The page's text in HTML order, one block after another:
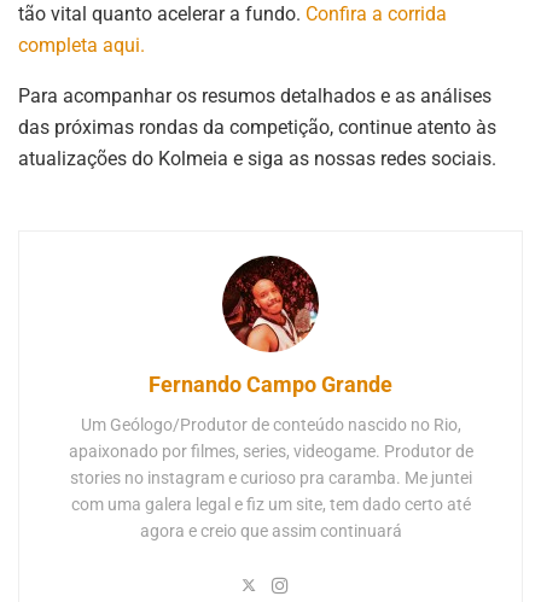
tão vital quanto acelerar a fundo. Confira a corrida
completa aqui.
Para acompanhar os resumos detalhados e as análises
das próximas rondas da competição, continue atento às
atualizações do Kolmeia e siga as nossas redes sociais.
Fernando Campo Grande
Um Geólogo/Produtor de conteúdo nascido no Rio,
apaixonado por filmes, series, videogame. Produtor de
stories no instagram e curioso pra caramba. Me juntei
com uma galera legal e fiz um site, tem dado certo até
agora e creio que assim continuará